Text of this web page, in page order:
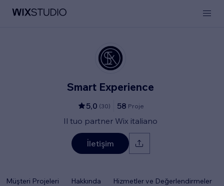
Smart Experience
5,0 (30) 58 Proje
Il tuo partner Wix italiano
İletişim
Müşteri Projeleri Hakkında Hizmetler ve Değerlendirmeler